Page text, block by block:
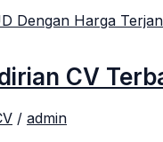
Dengan Harga
CV
/ admin